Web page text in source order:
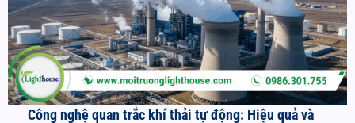
Công nghệ quan trắc khí thải tự động: Hiệu quả và